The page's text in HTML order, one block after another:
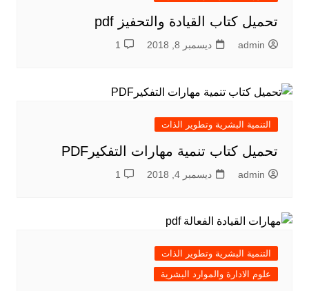
تحميل كتاب القيادة والتحفيز pdf
admin ديسمبر 8, 2018 1
التنمية البشرية وتطوير الذات
تحميل كتاب تنمية مهارات التفكيرPDF
admin ديسمبر 4, 2018 1
التنمية البشرية وتطوير الذات
علوم الادارة والموارد البشرية